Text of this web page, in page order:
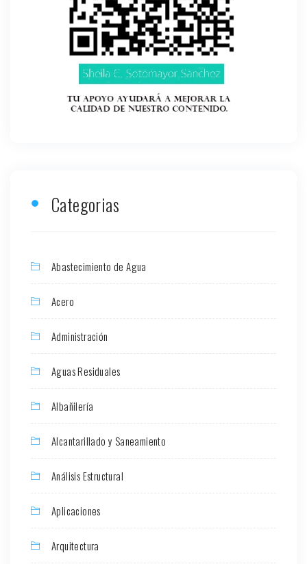
Categorias
Abastecimiento de Agua
Acero
Administración
Aguas Residuales
Albañilería
Alcantarillado y Saneamiento
Análisis Estructural
Aplicaciones
Arquitectura